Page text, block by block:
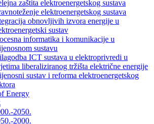
zaštita elektroenergetskog sustava
elektroenergetskog sustava
obnovljivih izvora energije u
sustav
informatika i komunikacije u
sustavu
ICT sustava u elektroprivredi u
liberaliziranog tržišta električne energije
sustav i reforma elektroenergetskog
Energy
2050.
2000.